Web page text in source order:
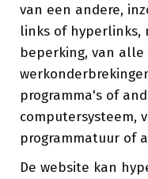
van een andere,
links of hyperlinks,
beperking, van alle
programma's of
computersysteem,
programmatuur of
De website kan